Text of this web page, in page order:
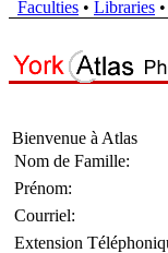
Faculties • Libraries •
Bienvenue à Atlas
Nom de Famille:
Prénom:
Courriel:
Extension